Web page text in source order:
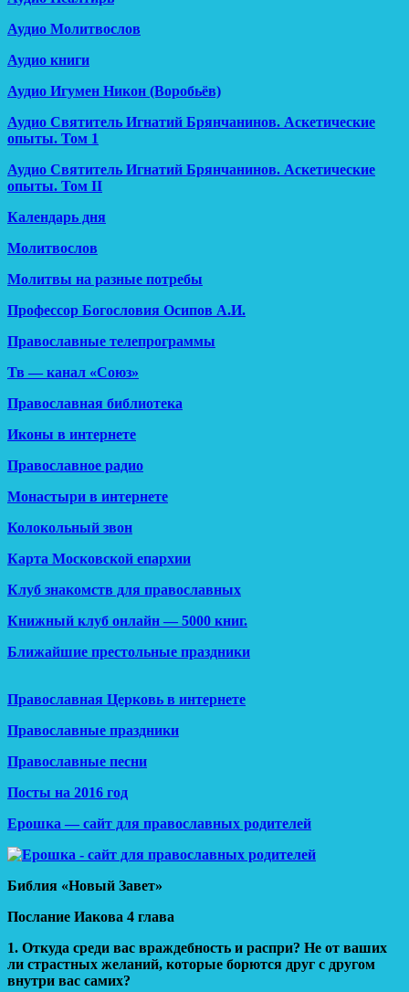
Аудио Молитвослов
Аудио книги
Аудио Игумен Никон (Воробьёв)
Аудио Святитель Игнатий Брянчанинов. Аскетические
опыты. Том 1
Аудио Святитель Игнатий Брянчанинов. Аскетические
опыты. Том II
Календарь дня
Молитвослов
Молитвы на разные потребы
Профессор Богословия Осипов А.И.
Православные телепрограммы
Тв — канал «Союз»
Православная библиотека
Иконы в интернете
Православное радио
Монастыри в интернете
Колокольный звон
Карта Московской епархии
Клуб знакомств для православных
Книжный клуб онлайн — 5000 книг.
Ближайшие престольные праздники
Православная Церковь в интернете
Православные праздники
Православные песни
Посты на 2016 год
Ерошка — сайт для православных родителей
Библия «Новый Завет»
Послание Иакова 4 глава
1. Откуда среди вас враждебность и распри? Не от ваших
ли страстных желаний, которые борются друг с другом
внутри вас самих?